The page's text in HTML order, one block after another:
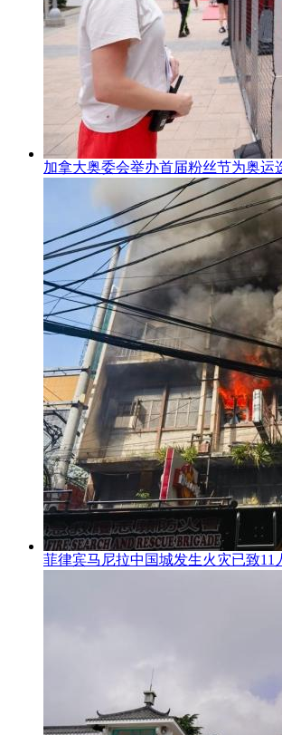
加拿大奥委会举办首届粉丝节为奥运
菲律宾马尼拉中国城发生火灾已致11